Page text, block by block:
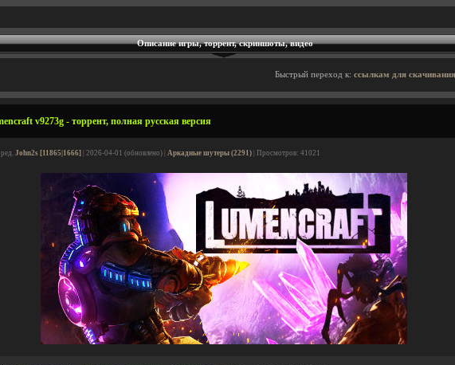
Описание игры, торрент, скриншоты, видео
Быстрый переход к: ссылкам для скачивания
v9273g - торрент, полная русская версия
ред.John2s [11865|1666] | 2026-04-01 (обновлено) | Аркадные шутеры (2291) | Просмотров: 41021